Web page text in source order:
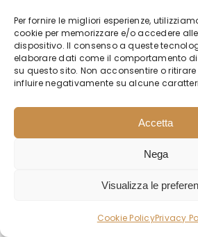
Per fornire le migliori esperienze,
cookie per memorizzare e/o accedere
dispositivo. Il consenso a queste
elaborare dati come il comportamento
su questo sito. Non acconsentire o
influire negativamente su alcune
Accetta
Nega
Visualizza le
Cookie PolicyPrivacy
10 Capsule in alluminio
Borbone Compatibili